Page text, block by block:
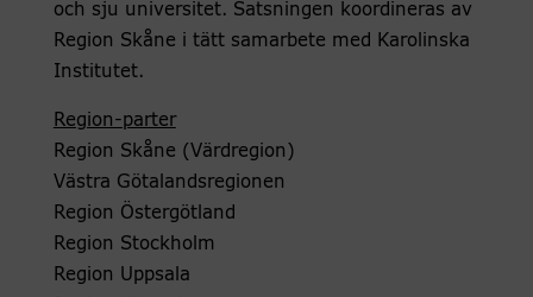
och sju universitet. Satsningen koordineras av
Region Skåne i tätt samarbete med Karolinska
Institutet.
Region-parter
Region Skåne (Värdregion)
Västra Götalandsregionen
Region Östergötland
Region Stockholm
Region Uppsala